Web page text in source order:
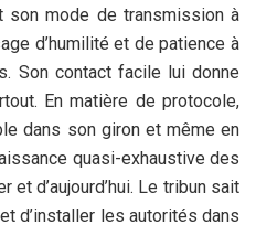
son mode de transmission à
d’humilité et de patience à
Son contact facile lui donne
En matière de protocole,
dans son giron et même en
quasi-exhaustive des
et d’aujourd’hui. Le tribun sait
d’installer les autorités dans